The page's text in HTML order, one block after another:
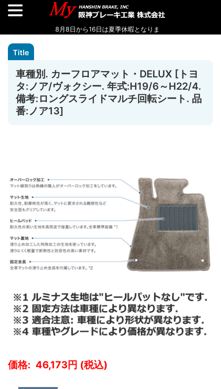
車種別. カーフロアマット・DELUX [トヨ
タ:ノア/ヴォクシー. 年式:H19/6～H22/4.
備考:ロングスライドマルチ回転シート. 品
番:ノア13]
46,173